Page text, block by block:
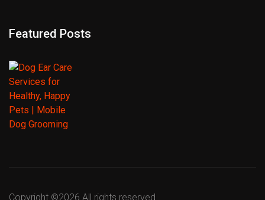
Featured Posts
Copyright ©2026 All rights reserved